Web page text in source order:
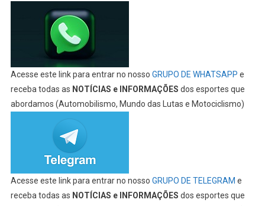
Acesse este link para entrar no nosso GRUPO DE WHATSAPP e
receba todas as NOTÍCIAS e INFORMAÇÕES dos esportes que
abordamos (Automobilismo, Mundo das Lutas e Motociclismo)
Acesse este link para entrar no nosso GRUPO DE TELEGRAM e
receba todas as NOTÍCIAS e INFORMAÇÕES dos esportes que